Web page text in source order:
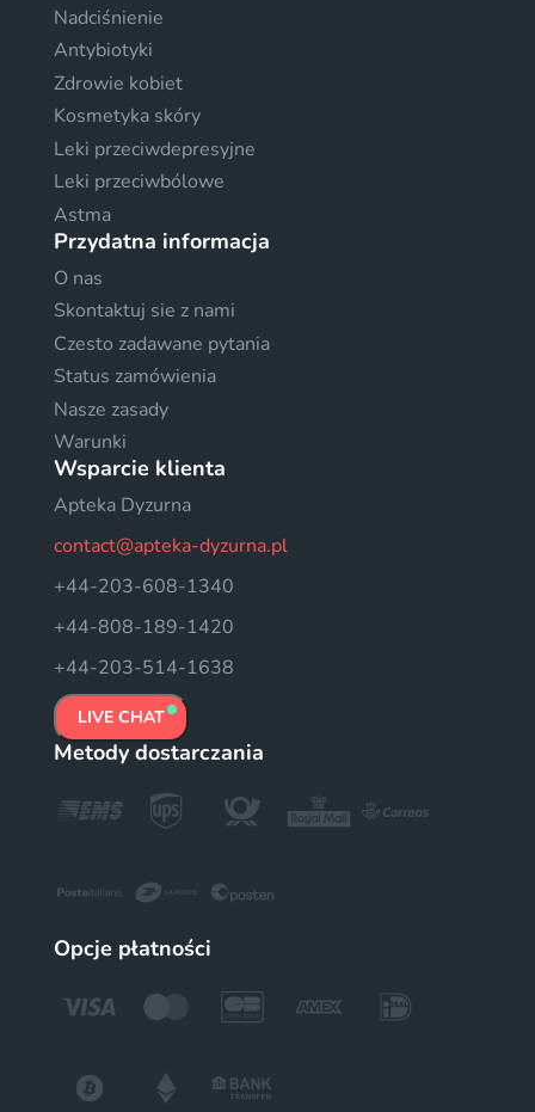
Nadciśnienie
Antybiotyki
Zdrowie kobiet
Kosmetyka skóry
Leki przeciwdepresyjne
Leki przeciwbólowe
Astma
Przydatna informacja
O nas
Skontaktuj sie z nami
Czesto zadawane pytania
Status zamówienia
Nasze zasady
Warunki
Wsparcie klienta
Apteka Dyzurna
contact@apteka-dyzurna.pl
+44-203-608-1340
+44-808-189-1420
+44-203-514-1638
LIVE CHAT
Metody dostarczania
Opcje płatności